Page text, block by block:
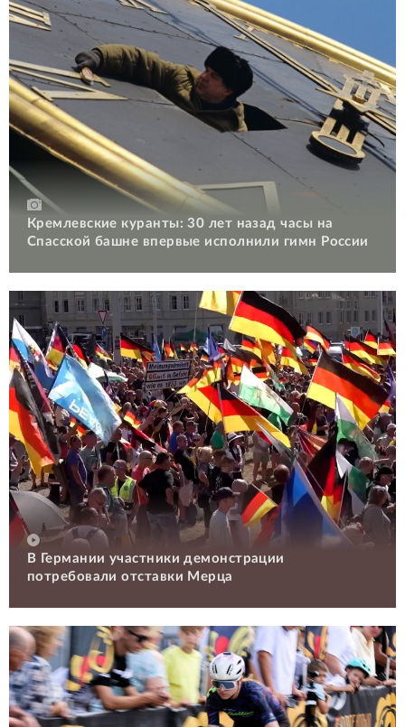
Кремлевские куранты: 30 лет назад часы на
Спасской башне впервые исполнили гимн России
В Германии участники демонстрации
потребовали отставки Мерца